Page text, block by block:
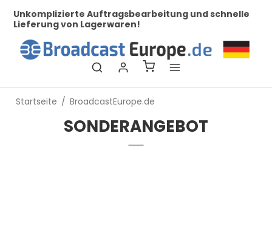
Auftragsbearbeitung und schnelle
von Lagerwaren!
Bei
Startseite / BroadcastEurope.de
SONDERANGEBOT